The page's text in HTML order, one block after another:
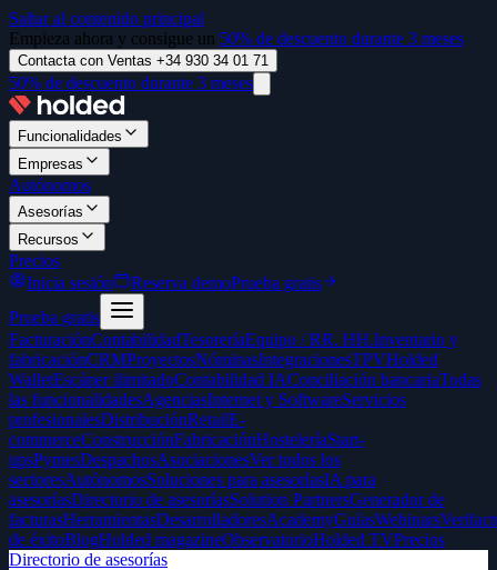
Saltar al contenido principal
Empieza ahora y consigue un 50% de descuento durante 3 meses
Contacta con Ventas +34 930 34 01 71
50% de descuento durante 3 meses
Funcionalidades
Empresas
Autónomos
Asesorías
Recursos
Precios
Inicia sesión
Reserva demoPrueba gratis
Prueba gratis
FacturaciónContabilidadTesoreríaEquipo / RR. HH.Inventario y
fabricaciónCRMProyectosNóminasIntegracionesTPVHolded
WalletEscáner ilimitadoContabilidad IAConciliación bancariaTodas
las funcionalidadesAgenciasInternet y SoftwareServicios
profesionalesDistribuciónRetailE-
commerceConstrucciónFabricaciónHosteleríaStart-
upsPymesDespachosAsociacionesVer todos los
sectoresAutónomosSoluciones para asesoríasIA para
asesoríasDirectorio de asesoríasSolution PartnersGenerador de
facturasHerramientasDesarrolladoresAcademyGuíasWebinars
de éxitoBlogHolded magazineObservatorioHolded TVPrecios
Directorio de asesorías